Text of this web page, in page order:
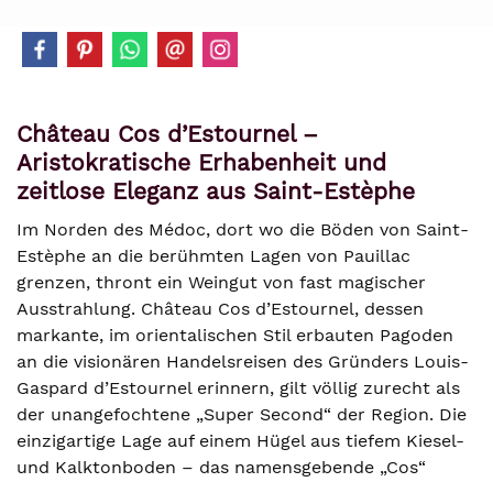
Château Cos d’Estournel –
Aristokratische Erhabenheit und
zeitlose Eleganz aus Saint-Estèphe
Im Norden des Médoc, dort wo die Böden von Saint-
Estèphe an die berühmten Lagen von Pauillac
grenzen, thront ein Weingut von fast magischer
Ausstrahlung. Château Cos d’Estournel, dessen
markante, im orientalischen Stil erbauten Pagoden
an die visionären Handelsreisen des Gründers Louis-
Gaspard d’Estournel erinnern, gilt völlig zurecht als
der unangefochtene „Super Second“ der Region. Die
einzigartige Lage auf einem Hügel aus tiefem Kiesel-
und Kalktonboden – das namensgebende „Cos“